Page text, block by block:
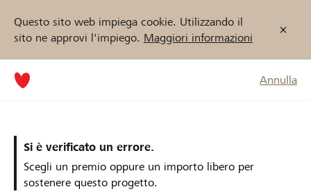
Questo sito web impiega cookie. Utilizzando il
sito ne approvi l'impiego. Maggiori informazioni
Annulla
Si è verificato un errore.
Scegli un premio oppure un importo libero per
sostenere questo progetto.